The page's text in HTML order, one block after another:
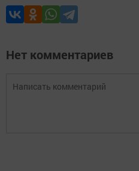
Нет комментариев